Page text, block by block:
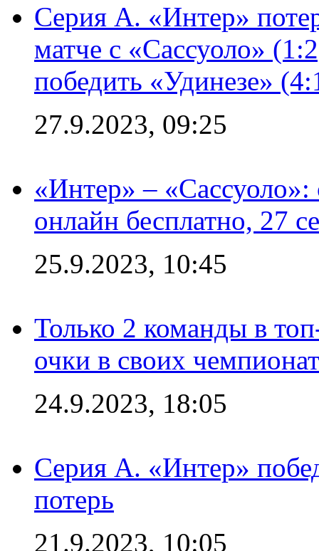
Серия А. «Интер»
матче с «Сассуоло»
победить «Удинезе»
27.9.2023, 09:25
«Интер» –
онлайн бесплатно, 27
25.9.2023, 10:45
Только 2 команды в
очки в своих
24.9.2023, 18:05
Серия А. «Интер»
потерь
21.9.2023, 10:05